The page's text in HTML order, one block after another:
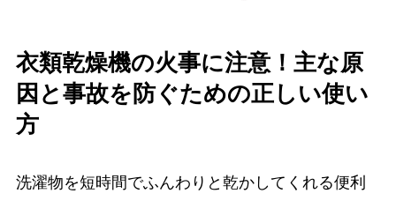
衣類乾燥機の火事に注意！主な原
因と事故を防ぐための正しい使い
方
洗濯物を短時間でふんわりと乾かしてくれる便利